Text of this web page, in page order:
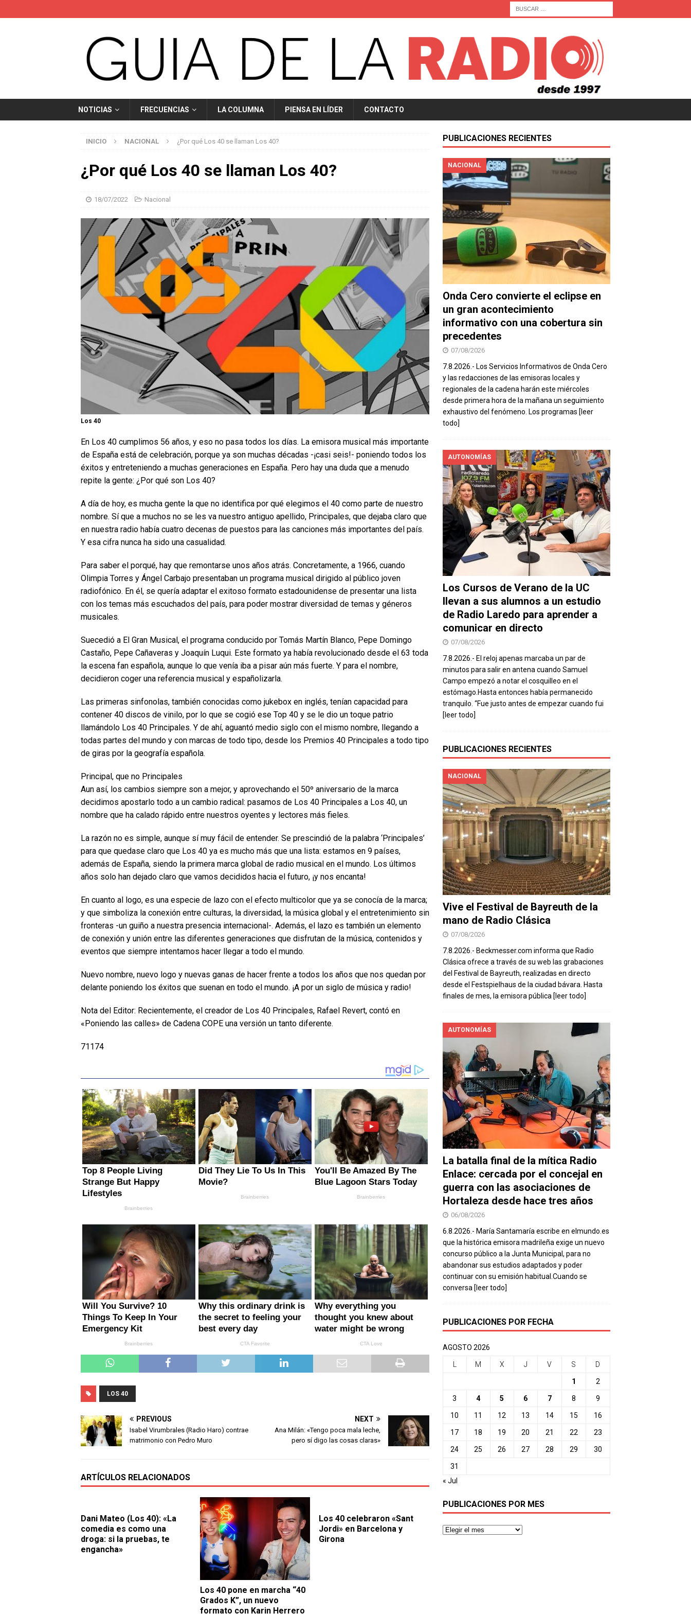
NOTICIAS FRECUENCIAS LA COLUMNA PIENSA EN LÍDER CONTACTO
INICIO NACIONAL ¿Por qué Los 40 se llaman Los 40?
¿Por qué Los 40 se llaman Los 40?
18/07/2022 Nacional
Los 40
En Los 40 cumplimos 56 años, y eso no pasa todos los días. La emisora musical más importante
de España está de celebración, porque ya son muchas décadas -¡casi seis!- poniendo todos los
éxitos y entreteniendo a muchas generaciones en España. Pero hay una duda que a menudo
repite la gente: ¿Por qué son Los 40?
A día de hoy, es mucha gente la que no identifica por qué elegimos el 40 como parte de nuestro
nombre. Sí que a muchos no se les va nuestro antiguo apellido, Principales, que dejaba claro que
en nuestra radio había cuatro decenas de puestos para las canciones más importantes del país.
Y esa cifra nunca ha sido una casualidad.
Para saber el porqué, hay que remontarse unos años atrás. Concretamente, a 1966, cuando
Olimpia Torres y Ángel Carbajo presentaban un programa musical dirigido al público joven
radiofónico. En él, se quería adaptar el exitoso formato estadounidense de presentar una lista
con los temas más escuchados del país, para poder mostrar diversidad de temas y géneros
musicales.
Suecedió a El Gran Musical, el programa conducido por Tomás Martín Blanco, Pepe Domingo
Castaño, Pepe Cañaveras y Joaquín Luqui. Este formato ya había revolucionado desde el 63 toda
la escena fan española, aunque lo que venía iba a pisar aún más fuerte. Y para el nombre,
decidieron coger una referencia musical y españolizarla.
Las primeras sinfonolas, también conocidas como jukebox en inglés, tenían capacidad para
contener 40 discos de vinilo, por lo que se cogió ese Top 40 y se le dio un toque patrio
llamándolo Los 40 Principales. Y de ahí, aguantó medio siglo con el mismo nombre, llegando a
todas partes del mundo y con marcas de todo tipo, desde los Premios 40 Principales a todo tipo
de giras por la geografía española.
Principal, que no Principales
Aun así, los cambios siempre son a mejor, y aprovechando el 50º aniversario de la marca
decidimos apostarlo todo a un cambio radical: pasamos de Los 40 Principales a Los 40, un
nombre que ha calado rápido entre nuestros oyentes y lectores más fieles.
La razón no es simple, aunque sí muy fácil de entender. Se prescindió de la palabra ‘Principales’
para que quedase claro que Los 40 ya es mucho más que una lista: estamos en 9 países,
además de España, siendo la primera marca global de radio musical en el mundo. Los últimos
años solo han dejado claro que vamos decididos hacia el futuro, ¡y nos encanta!
En cuanto al logo, es una especie de lazo con el efecto multicolor que ya se conocía de la marca;
y que simboliza la conexión entre culturas, la diversidad, la música global y el entretenimiento sin
fronteras -un guiño a nuestra presencia internacional-. Además, el lazo es también un elemento
de conexión y unión entre las diferentes generaciones que disfrutan de la música, contenidos y
eventos que siempre intentamos hacer llegar a todo el mundo.
Nuevo nombre, nuevo logo y nuevas ganas de hacer frente a todos los años que nos quedan por
delante poniendo los éxitos que suenan en todo el mundo. ¡A por un siglo de música y radio!
Nota del Editor: Recientemente, el creador de Los 40 Principales, Rafael Revert, contó en
«Poniendo las calles» de Cadena COPE una versión un tanto diferente.
71174
LOS 40
PREVIOUS
Isabel Virumbrales (Radio Haro) contrae
matrimonio con Pedro Muro
NEXT
Ana Milán: «Tengo poca mala leche,
pero sí digo las cosas claras»
ARTÍCULOS RELACIONADOS
Dani Mateo (Los 40): «La
comedia es como una
droga: si la pruebas, te
engancha»
Los 40 pone en marcha “40
Grados K”, un nuevo
formato con Karin Herrero
Los 40 celebraron «Sant
Jordi» en Barcelona y
Girona
PUBLICACIONES RECIENTES
NACIONAL
Onda Cero convierte el eclipse en
un gran acontecimiento
informativo con una cobertura sin
precedentes
07/08/2026
7.8.2026.- Los Servicios Informativos de Onda Cero
y las redacciones de las emisoras locales y
regionales de la cadena harán este miércoles
desde primera hora de la mañana un seguimiento
exhaustivo del fenómeno. Los programas [leer
todo]
AUTONOMÍAS
Los Cursos de Verano de la UC
llevan a sus alumnos a un estudio
de Radio Laredo para aprender a
comunicar en directo
07/08/2026
7.8.2026.- El reloj apenas marcaba un par de
minutos para salir en antena cuando Samuel
Campo empezó a notar el cosquilleo en el
estómago.Hasta entonces había permanecido
tranquilo. “Fue justo antes de empezar cuando fui
[leer todo]
PUBLICACIONES RECIENTES
NACIONAL
Vive el Festival de Bayreuth de la
mano de Radio Clásica
07/08/2026
7.8.2026.- Beckmesser.com informa que Radio
Clásica ofrece a través de su web las grabaciones
del Festival de Bayreuth, realizadas en directo
desde el Festspielhaus de la ciudad bávara. Hasta
finales de mes, la emisora pública [leer todo]
AUTONOMÍAS
La batalla final de la mítica Radio
Enlace: cercada por el concejal en
guerra con las asociaciones de
Hortaleza desde hace tres años
06/08/2026
6.8.2026.- María Santamaría escribe en elmundo.es
que la histórica emisora madrileña exige un nuevo
concurso público a la Junta Municipal, para no
abandonar sus estudios adaptados y poder
continuar con su emisión habitual.Cuando se
conversa [leer todo]
PUBLICACIONES POR FECHA
AGOSTO 2026
L M X J V S D
1 2
3 4 5 6 7 8 9
10 11 12 13 14 15 16
17 18 19 20 21 22 23
24 25 26 27 28 29 30
31
« Jul
PUBLICACIONES POR MES